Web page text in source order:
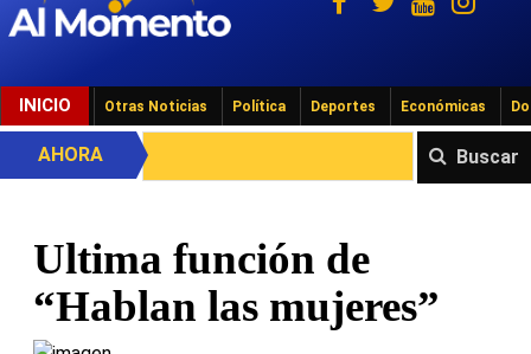
INICIO Otras Noticias Política Deportes Económicas
Buscar
AHORA
Ultima función de
“Hablan las mujeres”